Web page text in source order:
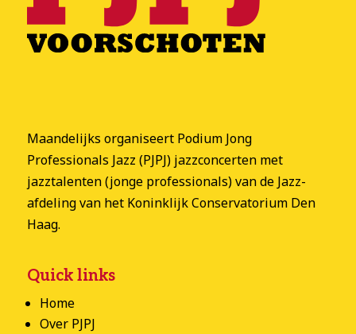
Maandelijks organiseert Podium Jong
Professionals Jazz (PJPJ) jazzconcerten met
jazztalenten (jonge professionals) van de Jazz-
afdeling van het Koninklijk Conservatorium Den
Haag.
Quick links
Home
Over PJPJ